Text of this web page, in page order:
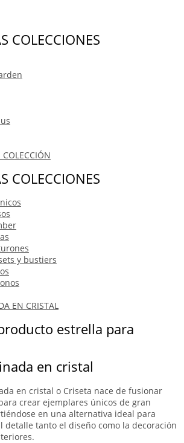
COLECCIONES
COLECCIÓN
COLECCIONES
y bustiers
EN CRISTAL
estrella para
en cristal
en cristal o Criseta nace de fusionar
crear ejemplares únicos de gran
en una alternativa ideal para
detalle tanto el diseño como la decoración